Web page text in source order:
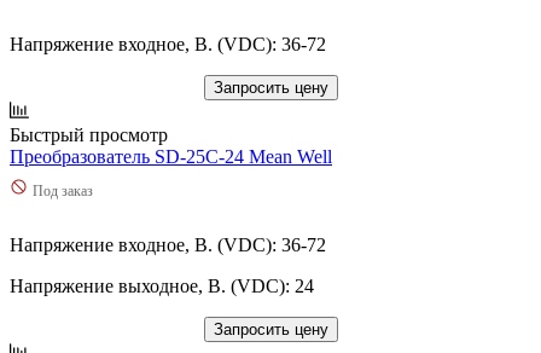
Напряжение входное, В. (VDC): 36-72
Запросить цену
Быстрый просмотр
Преобразователь SD-25C-24 Mean Well
Под заказ
Напряжение входное, В. (VDC): 36-72
Напряжение выходное, В. (VDC): 24
Запросить цену